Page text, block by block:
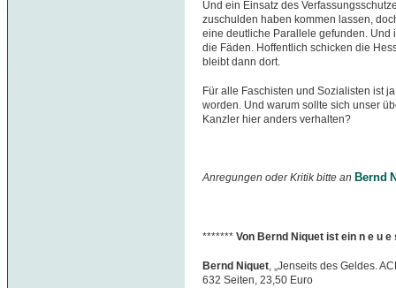
Und ein Einsatz des
zuschulden haben kommen lassen,
eine deutliche Parallele gefunden.
die Fäden. Hoffentlich schicken die
bleibt dann dort.
Für alle Faschisten und Sozialisten ist
worden. Und warum sollte sich unser
Kanzler hier anders verhalten?
Anregungen oder Kritik bitte an Bernd
******* Von Bernd Niquet ist ein n e u
Bernd Niquet, „Jenseits des Geldes.
632 Seiten, 23,50 Euro